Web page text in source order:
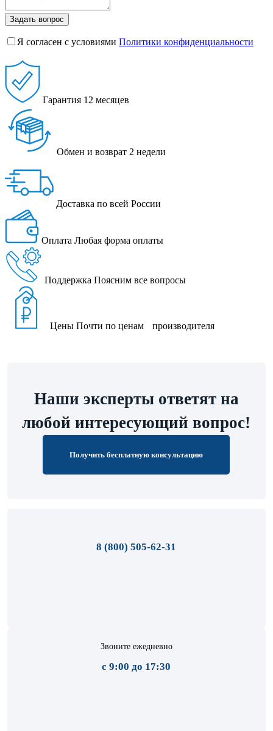
Задать вопрос
Я согласен с условиями Политики конфиденциальности
Гарантия 12 месяцев
Обмен и возврат 2 недели
Доставка по всей России
Оплата Любая форма оплаты
Поддержка Поясним все вопросы
Цены Почти по ценам производителя
Наши эксперты ответят на
любой интересующий вопрос!
Получить бесплатную консультацию
8 (800) 505-62-31
Звоните ежедневно
с 9:00 до 17:30